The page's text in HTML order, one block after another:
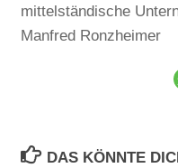
mittelständische
Manfred Ronzheimer
DAS KÖNNTE